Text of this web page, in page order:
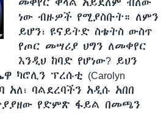
መቀየር ቀላል አይደለም ብለው
ነው ብዙዎች የሚያስቡት። ለምን
ይሆን፣ ዩናይትድ ስቴትስ ውስጥ
የጦር መሣሪያ ህግን ለመቀየር
እንዲህ ከባድ የሆነው? ይህን
ካሮሊን ፕረሱቲ (Carolyn
አለ፣ ባልደረባችን አዲሱ አበበ
የድምጽ ፋይል በመጫን